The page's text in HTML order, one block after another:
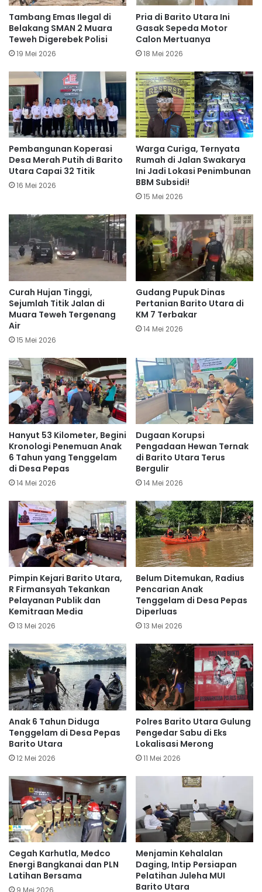
Tambang Emas Ilegal di
Belakang SMAN 2 Muara
Teweh Digerebek Polisi
19 Mei 2026
Pria di Barito Utara Ini
Gasak Sepeda Motor
Calon Mertuanya
18 Mei 2026
Pembangunan Koperasi
Desa Merah Putih di Barito
Utara Capai 32 Titik
16 Mei 2026
Warga Curiga, Ternyata
Rumah di Jalan Swakarya
Ini Jadi Lokasi Penimbunan
BBM Subsidi!
15 Mei 2026
Curah Hujan Tinggi,
Sejumlah Titik Jalan di
Muara Teweh Tergenang
Air
15 Mei 2026
Gudang Pupuk Dinas
Pertanian Barito Utara di
KM 7 Terbakar
14 Mei 2026
Hanyut 53 Kilometer, Begini
Kronologi Penemuan Anak
6 Tahun yang Tenggelam
di Desa Pepas
14 Mei 2026
Dugaan Korupsi
Pengadaan Hewan Ternak
di Barito Utara Terus
Bergulir
14 Mei 2026
Pimpin Kejari Barito Utara,
R Firmansyah Tekankan
Pelayanan Publik dan
Kemitraan Media
13 Mei 2026
Belum Ditemukan, Radius
Pencarian Anak
Tenggelam di Desa Pepas
Diperluas
13 Mei 2026
Anak 6 Tahun Diduga
Tenggelam di Desa Pepas
Barito Utara
12 Mei 2026
Polres Barito Utara Gulung
Pengedar Sabu di Eks
Lokalisasi Merong
11 Mei 2026
Cegah Karhutla, Medco
Energi Bangkanai dan PLN
Latihan Bersama
Menjamin Kehalalan
Daging, Intip Persiapan
Pelatihan Juleha MUI
Barito Utara